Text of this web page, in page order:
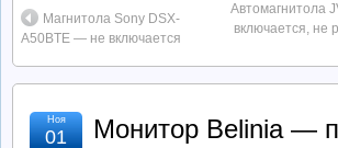
Best Service Харьков
Ремонт Автомагнитол
Магнитола Sony DSX-
A50BTE — не включается
Автомагнитола
включается, не
Монитор Belinia —
Ноя
01